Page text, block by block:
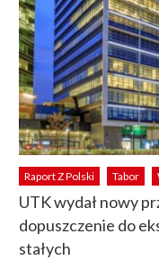
Raport Z Polski Tabor
UTK wydał nowy
dopuszczenie do
stałych